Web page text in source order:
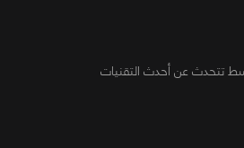
تتحدث عن أحدث التقنيات